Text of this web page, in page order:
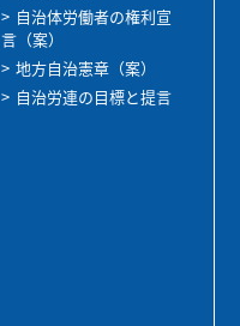
自治体労働者の権利宣
言（案）
地方自治憲章（案）
自治労連の目標と提言